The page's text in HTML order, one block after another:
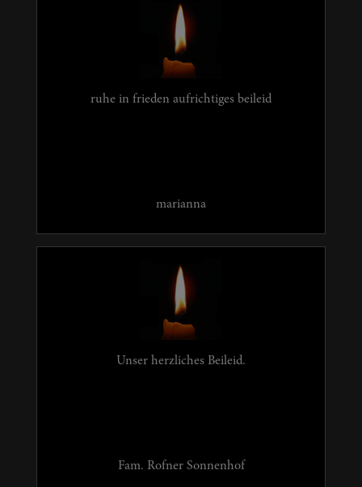
ruhe in frieden aufrichtiges beileid
marianna
Unser herzliches Beileid.
Fam. Rofner Sonnenhof